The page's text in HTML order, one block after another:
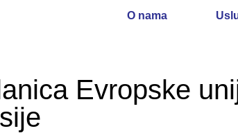
O nama
Evropske